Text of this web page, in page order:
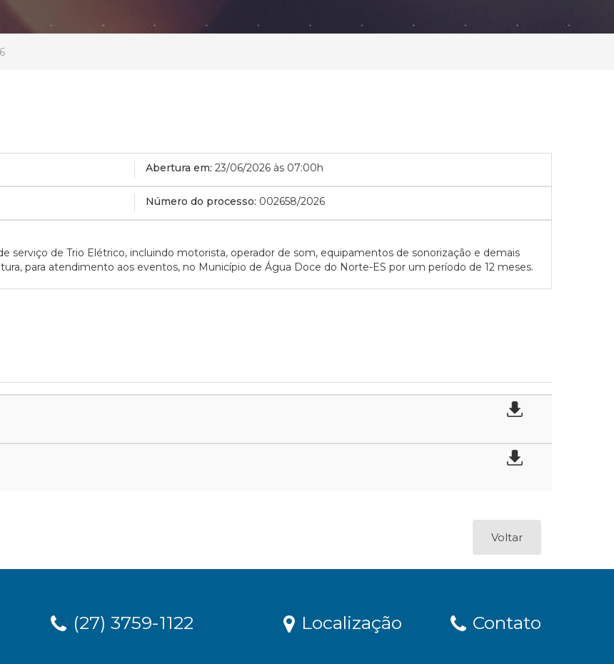
Abertura em: 23/06/2026 às 07:00h
Número do processo: 002658/2026
serviço de Trio Elétrico, incluindo motorista, operador de som, equipamentos de sonorização e demais
para atendimento aos eventos, no Município de Água Doce do Norte-ES por um período de 12 meses.
Voltar
(27) 3759-1122 Localização Contato